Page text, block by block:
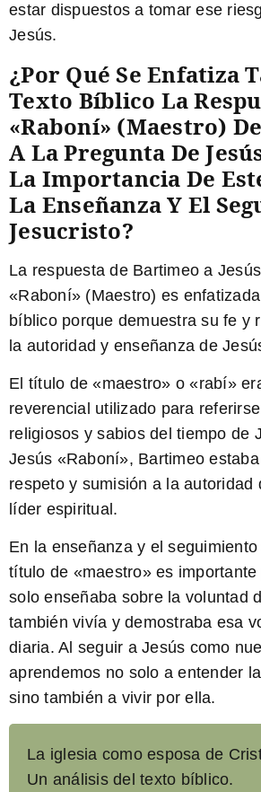
estar dispuestos a tomar ese
Jesús.
¿Por Qué Se Enfatiza
Texto Bíblico La
«Raboní» (Maestro)
A La Pregunta De
La Importancia De
La Enseñanza Y El
Jesucristo?
La respuesta de Bartimeo a
«Raboní» (Maestro) es
bíblico porque demuestra su fe y
la autoridad y enseñanza de
El título de «maestro» o «rabí»
reverencial utilizado para
religiosos y sabios del tiempo de
Jesús «Raboní», Bartimeo
respeto y sumisión a la autoridad
líder espiritual.
En la enseñanza y el
título de «maestro» es
solo enseñaba sobre la voluntad
también vivía y demostraba esa
diaria. Al seguir a Jesús como
aprendemos no solo a entender
sino también a vivir por ella.
La iglesia como esposa de
Un análisis del texto bíblico.